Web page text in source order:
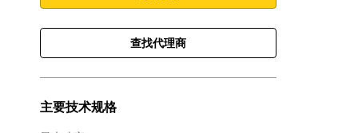
查找代理商
主要技术规格